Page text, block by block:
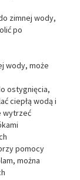
zimnej wody,
po
wody, może
ostygnięcia,
ciepłą wodą i
wytrzeć
pomocy
można